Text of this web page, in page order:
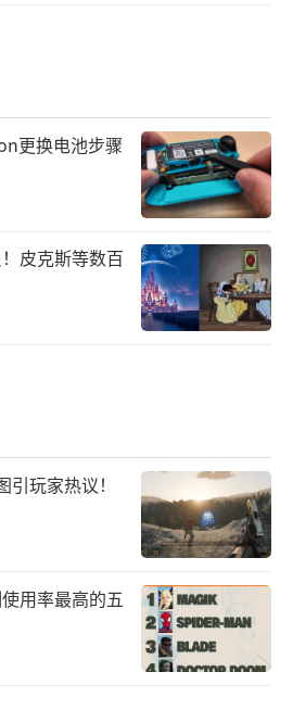
更换电池步骤
皮克斯等数百
引玩家热议！
用率最高的五